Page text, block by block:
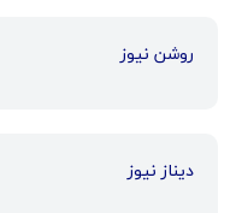
روشن نیوز
دیناز نیوز